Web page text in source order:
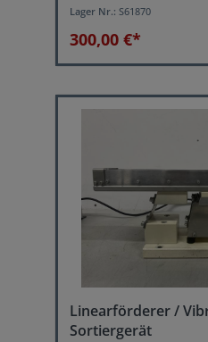
Ausgangsspannung:
einstellbar
Laststrom: max. 6 Amp.
Betriebsarten: 1.
doppelte Netzfrequenz)
asymmetrischer
Lager Nr.: S61870
300,00 €*
Linearförderer /
Sortiergerät